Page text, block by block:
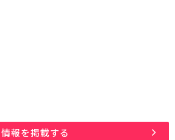
情報を掲載する